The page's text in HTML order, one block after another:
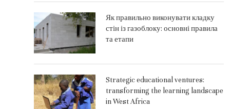
Як правильно виконувати кладку
стін із газоблоку: основні правила
та етапи
Strategic educational ventures:
transforming the learning landscape
in West Africa